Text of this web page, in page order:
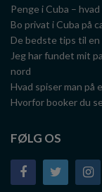
Penge i Cuba –
Bo privat i Cuba på
De bedste tips til en
Jeg har fundet mit
nord
Hvad spiser man på
Hvorfor booker du
FØLG OS